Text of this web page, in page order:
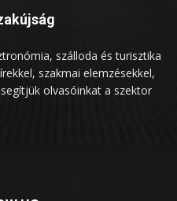
szálloda és turisztika
szakmai elemzésekkel,
olvasóinkat a szektor